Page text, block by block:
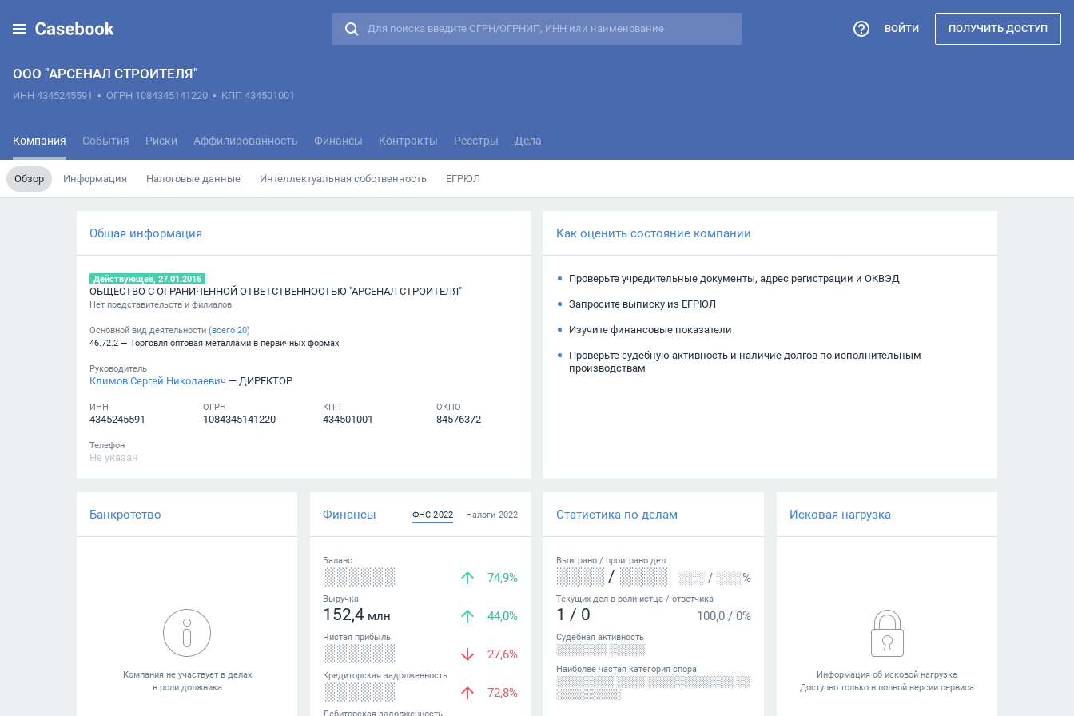
ООО "АРСЕНАЛ СТРОИТЕЛЯ"
ИНН 4345245591 • ОГРН 1084345141220 • КПП 434501001
Компания События Риски Аффилированность Финансы Контракты Реестры Дела
Обзор Информация Налоговые данные Интеллектуальная собственность ЕГРЮЛ
ВОЙТИ ПОЛУЧИТЬ ДОСТУП
Общая информация
Действующее, 27.01.2016
ОБЩЕСТВО С ОГРАНИЧЕННОЙ ОТВЕТСТВЕННОСТЬЮ "АРСЕНАЛ СТРОИТЕЛЯ"
Нет представительств и филиалов
Основной вид деятельности (всего 20)
46.72.2 — Торговля оптовая металлами в первичных формах
Руководитель
Климов Сергей Николаевич — ДИРЕКТОР
ИНН
4345245591
ОГРН
1084345141220
КПП
434501001
ОКПО
84576372
Телефон
Не указан
Как оценить состояние компании
Проверьте учредительные документы, адрес регистрации и ОКВЭД
Запросите выписку из ЕГРЮЛ
Изучите финансовые показатели
Проверьте судебную активность и наличие долгов по исполнительным
производствам
Банкротство Финансы ФНС 2022 Налоги 2022
Баланс
░░░░░░ 74,9%
Выручка
152,4 млн 44,0%
Чистая прибыль
░░░░░░ 27,6%
Кредиторская задолженность
░░░░░░ 72,8%
Дебиторская задолженность
Статистика по делам
Выиграно / проиграно дел
░░░░ / ░░░░ ░░░ / ░░░%
Текущих дел в роли истца / ответчика
1 / 0 100,0 / 0%
Судебная активность
░░░░░░░ ░░░░░
Наиболее частая категория спора
░░░░░░░░ ░░░░ ░░░░░░░░░░░░ ░░
░░░░░░░░░
Исковая нагрузка